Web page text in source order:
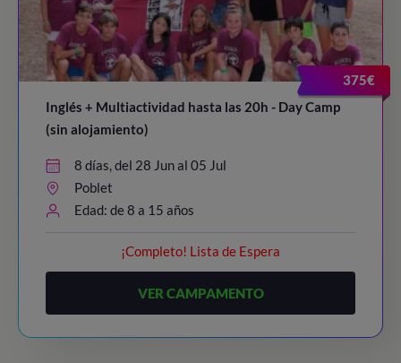
375€
Inglés + Multiactividad hasta las 20h - Day Camp
(sin alojamiento)
8 días, del 28 Jun al 05 Jul
Poblet
Edad: de 8 a 15 años
¡Completo! Lista de Espera
VER CAMPAMENTO